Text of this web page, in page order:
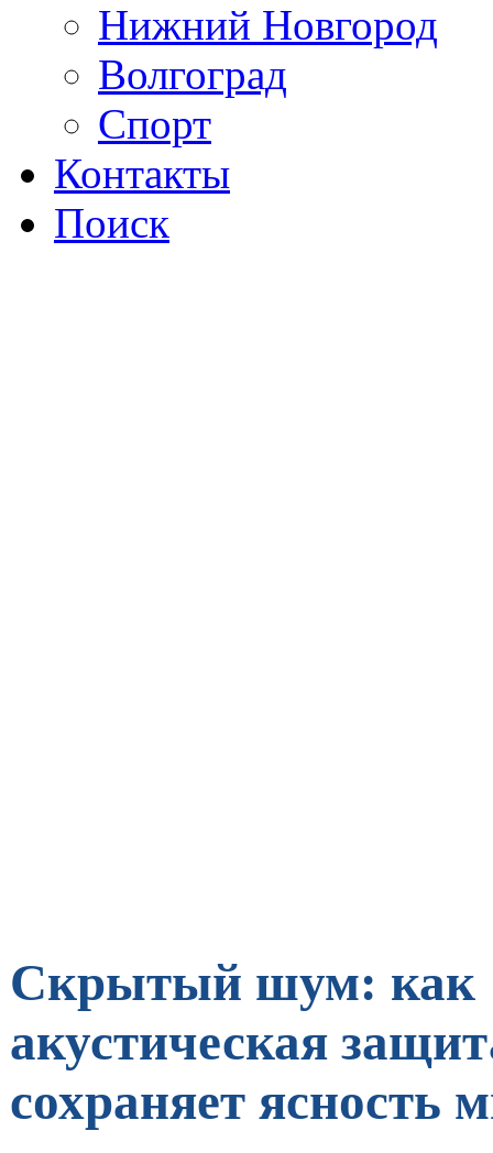
Нижний Новгород
Волгоград
Спорт
Контакты
Поиск
Скрытый шум: как
акустическая
сохраняет ясность